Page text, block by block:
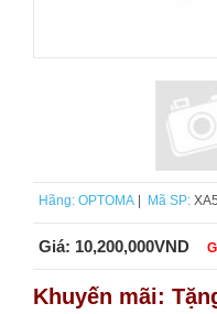
Hãng: OPTOMA Mã SP:
Giá: 10,200,000VND
Khuyến mãi: